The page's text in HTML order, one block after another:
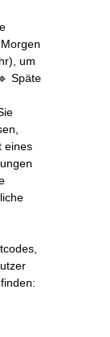
um
Späte
eines